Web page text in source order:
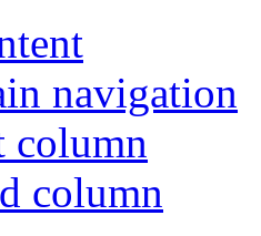
navigation
column
column